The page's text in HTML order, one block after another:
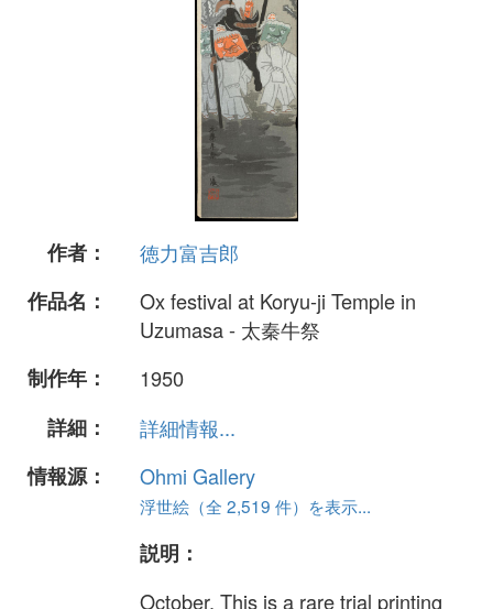
作者：
徳力富吉郎
作品名：
Ox festival at Koryu-ji Temple in
Uzumasa - 太秦牛祭
制作年：
1950
詳細：
詳細情報...
情報源：
Ohmi Gallery
浮世絵（全 2,519 件）を表示...
説明：
October. This is a rare trial printing